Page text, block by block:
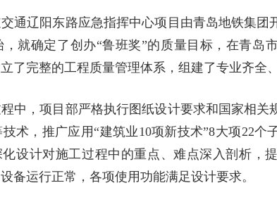
通辽阳东路应急指挥中心项目由青岛地铁集团
就确定了创办“鲁班奖”的质量目标，在青岛
了完整的工程质量管理体系，组建了专业齐全
中，项目部严格执行图纸设计要求和国家相关
术，推广应用“建筑业10项新技术”8大项22个
设计对施工过程中的重点、难点深入剖析，
备运行正常，各项使用功能满足设计要求。